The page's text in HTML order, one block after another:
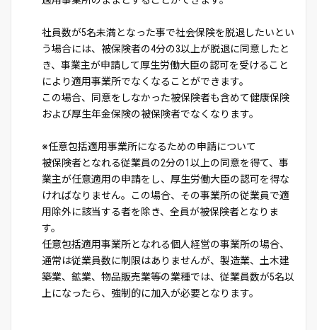
社員数が5名未満となった事で社会保険を脱退したいとい
う場合には、被保険者の4分の3以上が脱退に同意したと
き、事業主が申請して厚生労働大臣の認可を受けること
により適用事業所でなくなることができます。
この場合、同意をしなかった被保険者も含めて健康保険
および厚生年金保険の被保険者でなくなります。
※任意包括適用事業所になるための申請について
被保険者となれる従業員の2分の1以上の同意を得て、事
業主が任意適用の申請をし、厚生労働大臣の認可を得な
ければなりません。この場合、その事業所の従業員で適
用除外に該当する者を除き、全員が被保険者となりま
す。
任意包括適用事業所となれる個人経営の事業所の場合、
通常は従業員数に制限はありませんが、製造業、土木建
築業、鉱業、物品販売業等の業種では、従業員数が5名以
上になったら、強制的に加入が必要となります。